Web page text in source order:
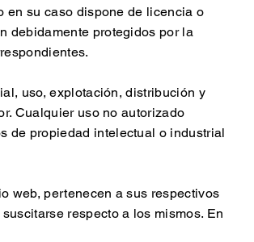
en su caso dispone de licencia o
debidamente protegidos por la
uso, explotación, distribución y
Cualquier uso no autorizado
de propiedad intelectual o industrial
web, pertenecen a sus respectivos
respecto a los mismos. En